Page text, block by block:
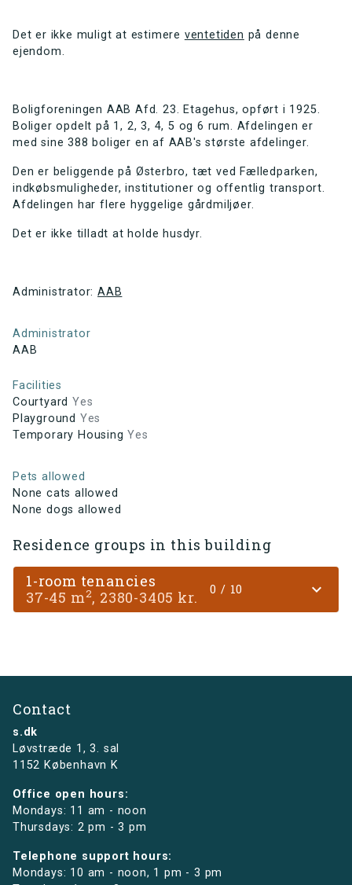
Det er ikke muligt at estimere ventetiden på denne
ejendom.
Boligforeningen AAB Afd. 23. Etagehus, opført i 1925.
Boliger opdelt på 1, 2, 3, 4, 5 og 6 rum. Afdelingen er
med sine 388 boliger en af AAB's største afdelinger.
Den er beliggende på Østerbro, tæt ved Fælledparken,
indkøbsmuligheder, institutioner og offentlig transport.
Afdelingen har flere hyggelige gårdmiljøer.
Det er ikke tilladt at holde husdyr.
Administrator:AAB
Administrator
AAB
Facilities
Courtyard Yes
Playground Yes
Temporary Housing Yes
Pets allowed
None cats allowed
None dogs allowed
Residence groups in this building
1-room tenancies
37-45 m2, 2380-3405 kr. 0 / 10 expand_more
Contact
s.dk
Løvstræde 1,3. sal
1152 København K
Office open hours:
Mondays: 11 am - noon
Thursdays: 2 pm - 3 pm
Telephone support hours:
Mondays: 10 am - noon, 1 pm - 3 pm